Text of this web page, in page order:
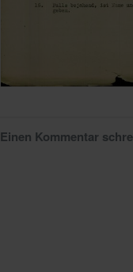
Einen Kommentar